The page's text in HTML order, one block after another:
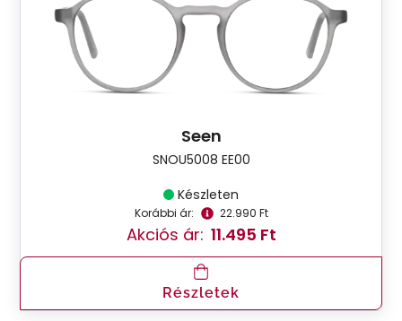
Seen
SNOU5008 EE00
Készleten
Korábbi ár: 22.990 Ft
Akciós ár: 11.495 Ft
Részletek